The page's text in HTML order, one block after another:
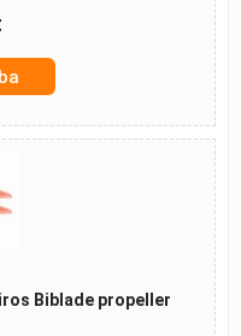
Biblade propeller